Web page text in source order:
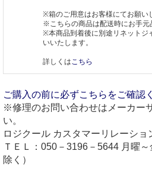
※箱のご用意はお客様にてお願い
※こちらの商品は配送時にお手元
※本商品到着後に別途リネットジ
いいたします。
詳しくはこちら
ご購入の前に必ずこちらをご確認
※修理のお問い合わせはメーカー
い。
ロジクール カスタマーリレーショ
ＴＥＬ：050－3196－5644 月曜
除く）